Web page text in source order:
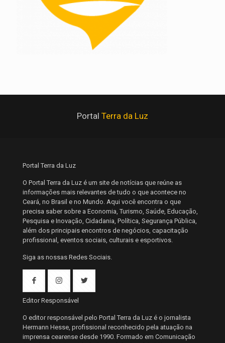
Portal Terra da Luz
Portal Terra da Luz
O Portal Terra da Luz é um site de notícias que reúne as
informações mais relevantes de tudo o que acontece no
Ceará, no Brasil e no Mundo. Aqui você encontra o que
precisa saber sobre a Economia, Turismo, Saúde, Educação,
Pesquisa e Inovação, Cidadania, Política, Segurança Pública,
além dos principais encontros de negócios, capacitação
profissional, eventos sociais, culturais e esportivos.
Siga as nossas Redes Sociais.
Editor Responsável
O editor responsável pelo Portal Terra da Luz é o jornalista
Hermann Hesse, profissional reconhecido pela atuação na
imprensa cearense desde 1990. Formado em Comunicação